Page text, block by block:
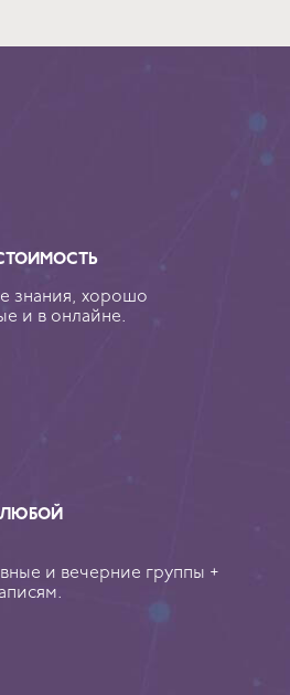
знания, хорошо
и в онлайне.
ЛЮБОЙ
и вечерние группы +